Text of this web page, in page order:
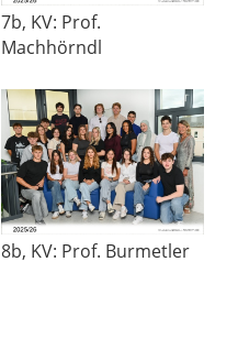
7b, KV: Prof.
Machhörndl
8b, KV: Prof. Burmetler